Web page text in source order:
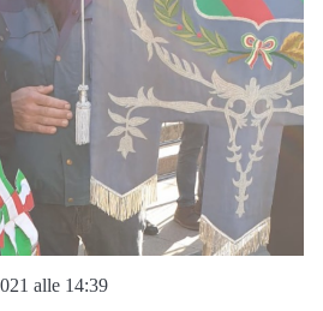
alle 14:39